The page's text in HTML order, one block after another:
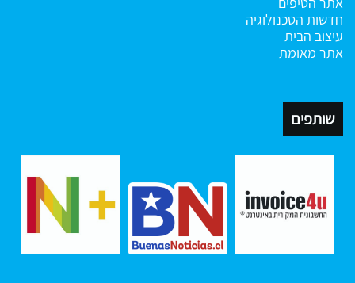
חדשות הטכנולוגיה
עיצוב הבית
אתר מאומת
שותפים